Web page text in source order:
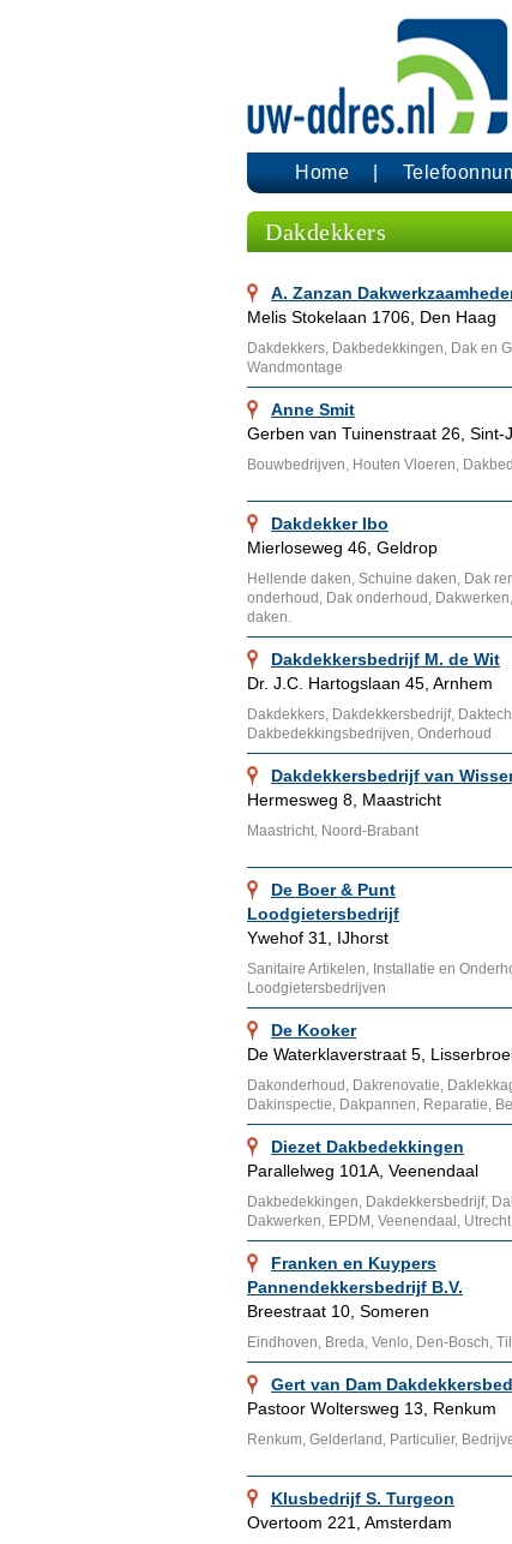
Home
Dakdekkers
A. Zanzan
Melis Stokelaan 1706, Den Haag
Dakdekkers, Dakbedekkingen, Dak en
Wandmontage
Anne Smit
Gerben van Tuinenstraat 26, Sint-
Bouwbedrijven, Houten Vloeren,
Dakdekker Ibo
Mierloseweg 46, Geldrop
Hellende daken, Schuine daken, Dak
onderhoud, Dak onderhoud,
daken.
Dakdekkersbedrijf M. de Wit
Dr. J.C. Hartogslaan 45, Arnhem
Dakdekkers, Dakdekkersbedrijf,
Dakbedekkingsbedrijven, Onderhoud
Dakdekkersbedrijf van
Hermesweg 8, Maastricht
Maastricht, Noord-Brabant
De Boer & Punt
Loodgietersbedrijf
Ywehof 31, IJhorst
Sanitaire Artikelen, Installatie en
Loodgietersbedrijven
De Kooker
De Waterklaverstraat 5,
Dakonderhoud, Dakrenovatie,
Dakinspectie, Dakpannen, Reparatie,
Diezet Dakbedekkingen
Parallelweg 101A, Veenendaal
Dakbedekkingen, Dakdekkersbedrijf,
Dakwerken, EPDM, Veenendaal, Utrecht
Franken en Kuypers
Pannendekkersbedrijf B.V.
Breestraat 10, Someren
Eindhoven, Breda, Venlo, Den-Bosch,
Gert van Dam
Pastoor Woltersweg 13, Renkum
Renkum, Gelderland, Particulier,
Klusbedrijf S. Turgeon
Overtoom 221, Amsterdam